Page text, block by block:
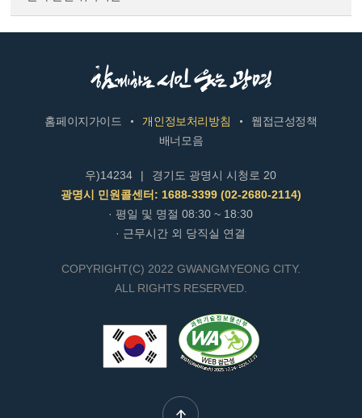
홈페이지가이드 개인정보처리방침
웹접근성정책
배너모음
우)14234 |
경기도 광명시 시청로 20
광명시 민원콜센터: 1688-3399 (02-2680-2114)
· 평일 및 명절 08:30 ~ 18:30
· 근무시간 외 당직실 연결
COPYRIGHT(C) 2022 GWANGMYEONG CITY.
ALL RIGHTS RESERVED.